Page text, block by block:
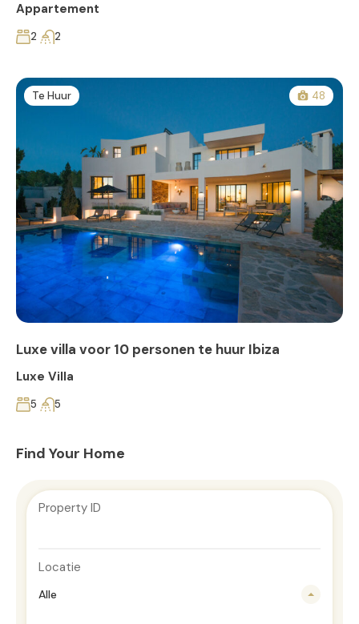
Appartement
2 2
Te Huur 48
Luxe villa voor 10 personen te huur Ibiza
Luxe Villa
5 5
Find Your Home
Property ID
Locatie
Alle